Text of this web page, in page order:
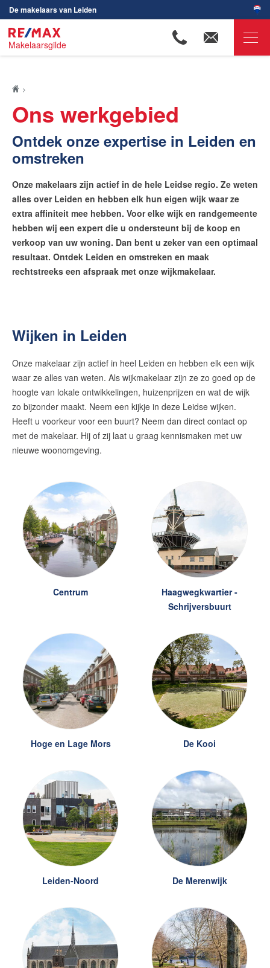
De makelaars van Leiden
Makelaarsgilde
Woningzoekers
Onze makelaars
Ons werkgebied
Wijken in Leiden
Omgeving Leiden
Huis verkopen
Huis kopen
Huis verhuren
Zelfstandig makelaar worden
Blog
Nieuwe kansen voor starters op
de Leidse woningmarkt
Lees de blog vanVincent de Vos
Maak een afspraak
RE/MAX Makelaarsgilde
makelaarsgilde@remax.nl
+31 71 516 23 70
Ons werkgebied
Ontdek onze expertise in Leiden en
omstreken
Onze makelaars zijn actief in de hele Leidse regio. Ze weten
alles over Leiden en hebben elk hun eigen wijk waar ze
extra affiniteit mee hebben. Voor elke wijk en randgemeente
hebben wij een expert die u ondersteunt bij de koop en
verkoop van uw woning. Dan bent u zeker van een optimaal
resultaat. Ontdek Leiden en omstreken en maak
rechtstreeks een afspraak met onze wijkmakelaar.
Wijken in Leiden
Onze makelaar zijn actief in heel Leiden en hebben elk een wijk
waar ze alles van weten. Als wijkmakelaar zijn ze zo goed op de
hoogte van lokale ontwikkelingen, huizenprijzen en wat de wijk
zo bijzonder maakt. Neem een kijkje in deze Leidse wijken.
Heeft u voorkeur voor een buurt? Neem dan direct contact op
met de makelaar. Hij of zij laat u graag kennismaken met uw
nieuwe woonomgeving.
Centrum
Haagwegkwartier -
Schrijversbuurt
Hoge en Lage Mors De Kooi
Leiden-Noord De Merenwijk